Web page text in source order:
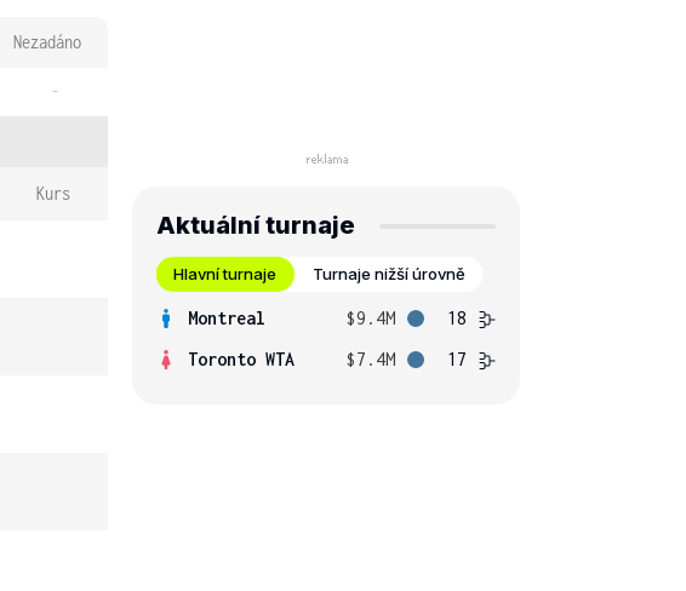
Nezadáno
-
Kurs
Aktuální turnaje
Hlavní turnaje Turnaje nižší úrovně
Montreal $9.4M
18
Toronto WTA
$7.4M 17